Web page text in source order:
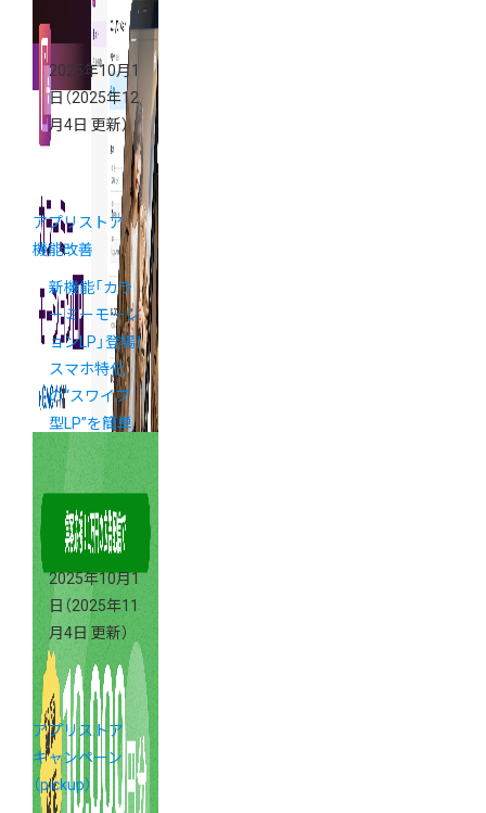
2025年10月1
日 （2025年12
月4日 更新）
アプリストア
機能改善
新機能「カラ
ーミーモーシ
ョンLP」登場！
スマホ特化
の“スワイプ
型LP”を簡単
に作成可能
2025年10月1
日 （2025年11
月4日 更新）
アプリストア
キャンペーン
（pickup）